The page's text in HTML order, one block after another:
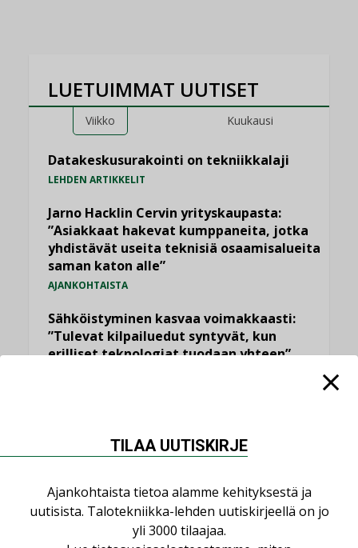
LUETUIMMAT UUTISET
Viikko Kuukausi
Datakeskusurakointi on tekniikkalaji
LEHDEN ARTIKKELIT
Jarno Hacklin Cervin yrityskaupasta:
”Asiakkaat hakevat kumppaneita, jotka
yhdistävät useita teknisiä osaamisalueita
saman katon alle”
AJANKOHTAISTA
Sähköistyminen kasvaa voimakkaasti:
”Tulevat kilpailuedut syntyvät, kun
erilliset teknologiat tuodaan yhteen”
Kaivamattomat menetelmät
LEHDEN ARTIKKELIT,TILAAJILLE
TILAA UUTISKIRJE
Ajankohtaista tietoa alamme kehityksestä ja
uutisista. Talotekniikka-lehden uutiskirjeellä on jo
yli 3000 tilaajaa.